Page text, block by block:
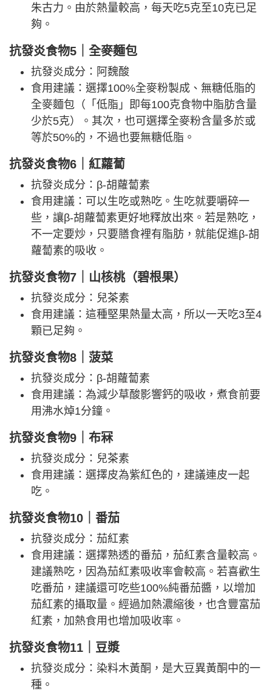
朱古力。由於熱量較高，每天吃5克至10克已足
夠。
抗發炎食物5｜全麥麵包
抗發炎成分：阿魏酸
食用建議：選擇100%全麥粉製成、無糖低脂的
全麥麵包（「低脂」即每100克食物中脂肪含量
少於5克）。其次，也可選擇全麥粉含量多於或
等於50%的，不過也要無糖低脂。
抗發炎食物6｜紅蘿蔔
抗發炎成分：β-胡蘿蔔素
食用建議：可以生吃或熟吃。生吃就要嚼碎一
些，讓β-胡蘿蔔素更好地釋放出來。若是熟吃，
不一定要炒，只要膳食裡有脂肪，就能促進β-胡
蘿蔔素的吸收。
抗發炎食物7｜山核桃（碧根果）
抗發炎成分：兒茶素
食用建議：這種堅果熱量太高，所以一天吃3至4
顆已足夠。
抗發炎食物8｜菠菜
抗發炎成分：β-胡蘿蔔素
食用建議：為減少草酸影響鈣的吸收，煮食前要
用沸水焯1分鐘。
抗發炎食物9｜布冧
抗發炎成分：兒茶素
食用建議：選擇皮為紫紅色的，建議連皮一起
吃。
抗發炎食物10｜番茄
抗發炎成分：茄紅素
食用建議：選擇熟透的番茄，茄紅素含量較高。
建議熟吃，因為茄紅素吸收率會較高。若喜歡生
吃番茄，建議還可吃些100%純番茄醬，以增加
茄紅素的攝取量。經過加熱濃縮後，也含豐富茄
紅素，加熱食用也增加吸收率。
抗發炎食物11｜豆漿
抗發炎成分：染料木黃酮，是大豆異黃酮中的一
種。